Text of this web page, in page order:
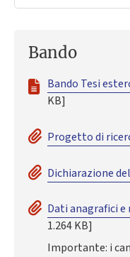
Bando
Bando Tesi
KB]
Progetto di
Dichiarazione
Dati anagrafici
1.264 KB]
Importante: i